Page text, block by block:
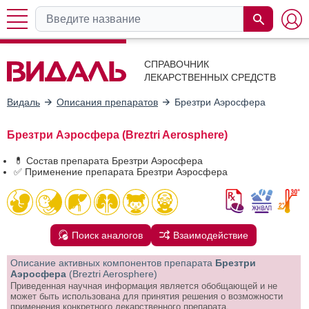
СПРАВОЧНИК
ЛЕКАРСТВЕННЫХ СРЕДСТВ
Видаль Описания препаратов Брезтри Аэросфера
Брезтри Аэросфера (Breztri Aerosphere)
💊 Состав препарата Брезтри Аэросфера
✅ Применение препарата Брезтри Аэросфера
Поиск аналогов Взаимодействие
Описание активных компонентов препарата Брезтри
Аэросфера (Breztri Aerosphere)
Приведенная научная информация является обобщающей и не
может быть использована для принятия решения о возможности
применения конкретного лекарственного препарата.